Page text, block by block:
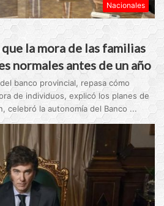
Nacionales
la mora de las familias
normales antes de un año
banco provincial, repasa cómo
de individuos, explicó los planes de
celebró la autonomía del Banco ...